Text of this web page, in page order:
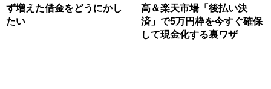
ず増えた借金をどうにかし
たい
高＆楽天市場「後払い決
済」で5万円枠を今すぐ確保
して現金化する裏ワザ